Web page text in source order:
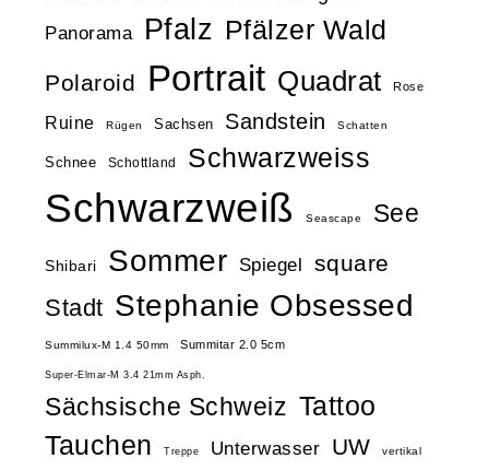
Panorama Pfalz Pfälzer Wald
Polaroid Portrait Quadrat Rose
Ruine Rügen Sachsen Sandstein Schatten
Schnee Schottland Schwarzweiss
Schwarzweiß Seascape See
Shibari Sommer Spiegel square
Stadt Stephanie Obsessed
Summilux-M 1.4 50mm Summitar 2.0 5cm
Super-Elmar-M 3.4 21mm Asph.
Sächsische Schweiz Tattoo
Tauchen
Treppe Unterwasser UW vertikal